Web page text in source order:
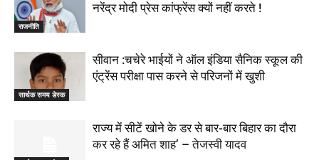
राजनीति
नरेंद्र मोदी प्रेस कांफ्रेंस क्यों नहीं करते !
सार्थक समय डेस्क
सीवान :चचेरे भाईयों ने ऑल इंडिया सैनिक स्कूल की
एंट्रेंस परीक्षा पास करने से परिजनों में खुशी
राज्य में सीटें खोने के डर से बार-बार बिहार का दौरा
कर रहे हैं अमित शाह’ – तेजस्वी यादव